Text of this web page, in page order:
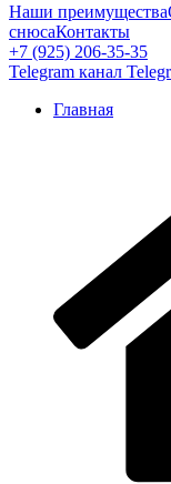
Наши преимущества
снюсаКонтакты
+7 (925) 206-35-35
Telegram канал
Главная